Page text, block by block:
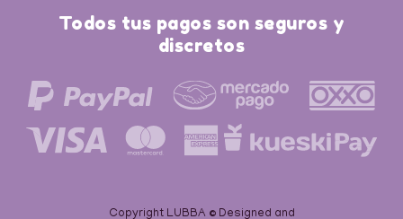
Todos tus pagos son seguros y
discretos
Copyright LUBBA © Designed and